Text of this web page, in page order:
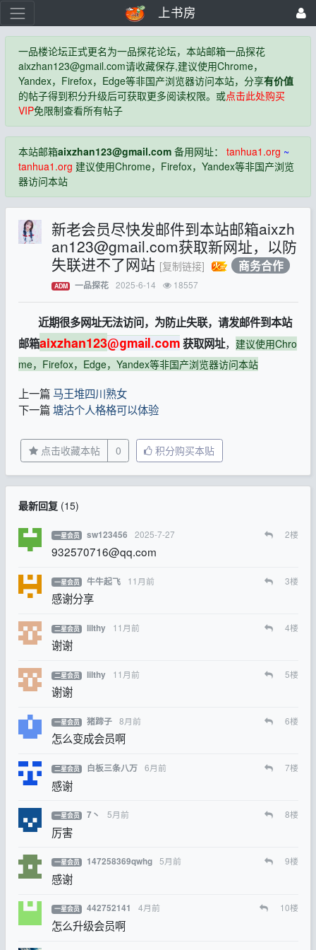
上书房
一品楼论坛正式更名为一品探花论坛，本站邮箱一品探花
aixzhan123@gmail.com请收藏保存,建议使用Chrome，
Yandex，Firefox，Edge等非国产浏览器访问本站，分享有价值
的帖子得到积分升级后可获取更多阅读权限。或点击此处购买
VIP免限制查看所有帖子
本站邮箱aixzhan123@gmail.com备用网址： tanhua1.org ~
tanhua1.org 建议使用Chrome，Firefox，Yandex等非国产浏览
器访问本站
新老会员尽快发邮件到本站邮箱aixzh
an123@gmail.com获取新网址，以防
失联进不了网站 [复制链接] 商务合作
ADM 一品探花 2025-6-14 18557
近期很多网址无法访问，为防止失联，请发邮件到本站
邮箱aixzhan123@gmail.com获取网址， 建议使用Chro
me，Firefox，Edge，Yandex等非国产浏览器访问本站
上一篇 马王堆四川熟女
下一篇 塘沽个人格格可以体验
点击收藏本帖 0 积分购买本贴
最新回复(15)
一星会员 sw123456 2025-7-27 2楼
932570716@qq.com
一星会员 牛牛起飞 11月前 3楼
感谢分享
二星会员 lilthy 11月前 4楼
谢谢
二星会员 lilthy 11月前 5楼
谢谢
一星会员 猪蹄子 8月前 6楼
怎么变成会员啊
二星会员 白板三条八万 6月前 7楼
感谢
一星会员 7丶 5月前 8楼
厉害
一星会员 147258369qwhg 5月前 9楼
感谢
一星会员 442752141 4月前 10楼
怎么升级会员啊